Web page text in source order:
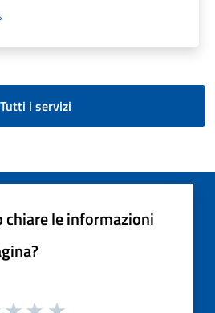
Tutti i servizi
chiare le informazioni